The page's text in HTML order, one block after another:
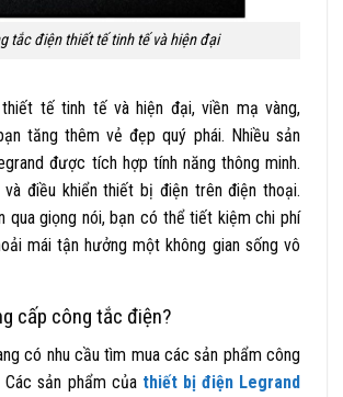
tắc điện thiết tế tinh tế và hiện đại
tế tinh tế và hiện đại, viền mạ vàng,
tăng thêm vẻ đẹp quý phái. Nhiều sản
được tích hợp tính năng thông minh.
và điều khiển thiết bị điện trên điện thoại.
qua giọng nói, bạn có thể tiết kiệm chi phí
mái tận hưởng một không gian sống vô
cấp công tắc điện?
có nhu cầu tìm mua các sản phẩm công
sản phẩm củathiết bị điện Legrand